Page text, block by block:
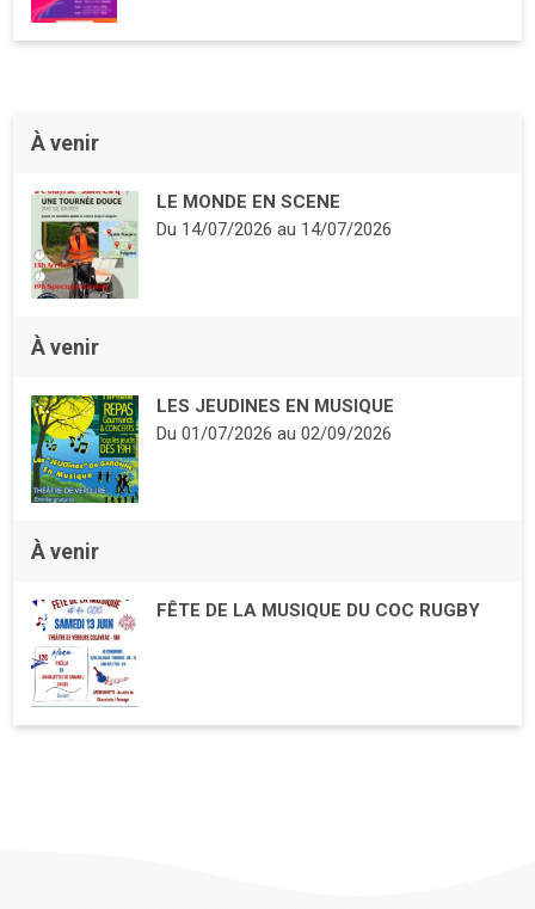
À venir
LE MONDE EN SCENE
Du 14/07/2026au 14/07/2026
À venir
LES JEUDINES EN MUSIQUE
Du 01/07/2026au 02/09/2026
À venir
FÊTE DE LA MUSIQUE DU COC RUGBY